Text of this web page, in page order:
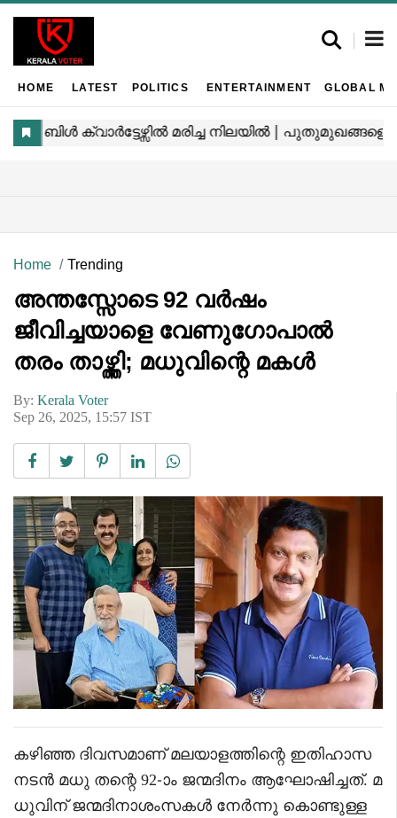
HOME LATEST POLITICS ENTERTAINMENT GLOBAL
Home Trending
അന്തസ്സോടെ 92 വർഷം
ജീവിച്ചയാളെ വേണുഗോപാൽ
തരം താഴ്ത്തി; മധുവിന്റെ മകൾ
By: Kerala Voter
Sep 26, 2025, 15:57 IST
കഴിഞ്ഞ ദിവസമാണ് മലയാളത്തിന്റെ ഇതിഹാസ
നടൻ മധു തന്റെ 92-ാം ജന്മദിനം ആഘോഷിച്ചത്. മ
ധുവിന് ജന്മദിനാശംസകൾ നേർന്നു കൊണ്ടുള്ള